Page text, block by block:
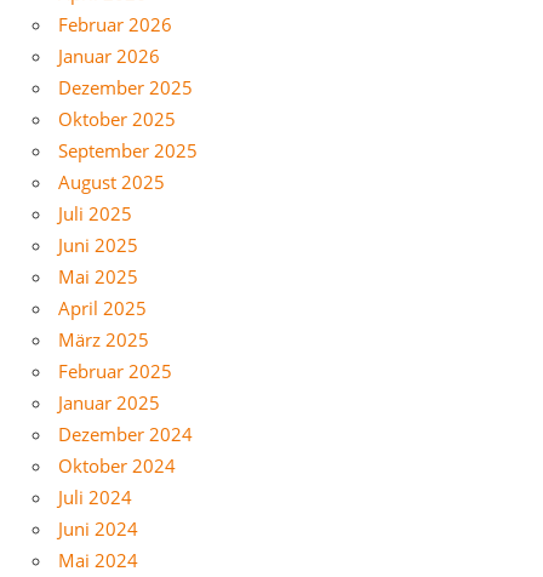
Februar 2026
Januar 2026
Dezember 2025
Oktober 2025
September 2025
August 2025
Juli 2025
Juni 2025
Mai 2025
April 2025
März 2025
Februar 2025
Januar 2025
Dezember 2024
Oktober 2024
Juli 2024
Juni 2024
Mai 2024